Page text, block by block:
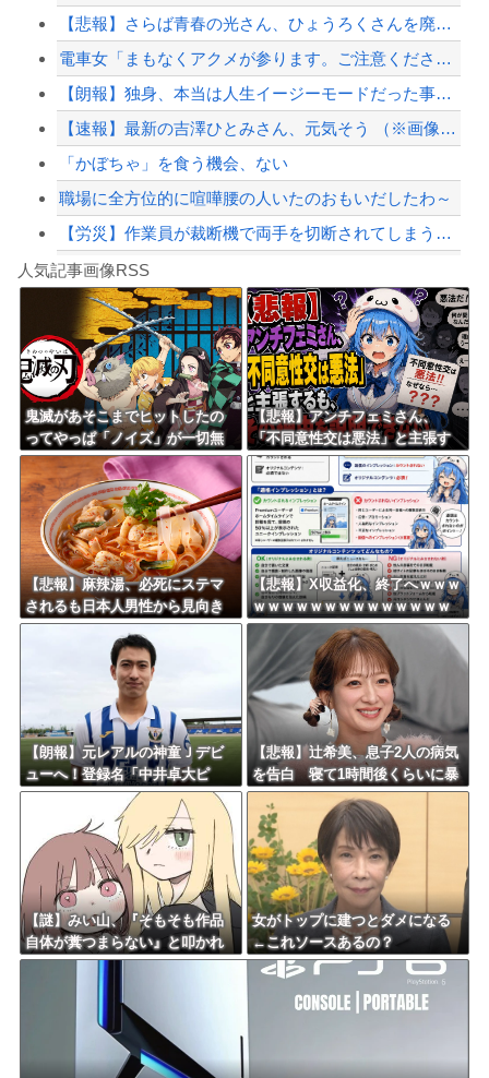
【沖縄県知事選】「デニー知事を支えるのは極左暴力集団」発言で大炎上ｗｗｗ
避難所に土足でズカズカと入ってきて勝手に動画や写真を撮影したメディア取材陣、挙句...
【配信者】「金バエ」のSNS更新が1週間途絶え、様々な憶測が飛び交う。1週間ぶり...
【緊急速報】NYで警官が黒人男性の首を絞め、暴動第二波不可避へ
Powered by livedoor 相互RSS
【悲報】さらば青春の光さん、ひょうろくさんを廃墟に放置して炎上
電車女「まもなくアクメが参ります。ご注意ください」
【朗報】独身、本当は人生イージーモードだった事が判明
【速報】最新の吉澤ひとみさん、元気そう （※画像あり）
「かぼちゃ」を食う機会、ない
職場に全方位的に喧嘩腰の人いたのおもいだしたわ～
【労災】作業員が裁断機で両手を切断されてしまう大事故の映像。
これを何て呼ぶかでおっさん診断できるよな
8/4のニュース
日本旅行キャンセルすべきか…1万年ぶり史上最大級の火山の兆し＝韓国の反応
更新中止のお知らせ
海外「おめでとうタキ！」リヴァプール南野がバースデーゴール！！
Powered by livedoor 相互RSS
人気記事画像RSS
鬼滅があそこまでヒットしたの
ってやっぱ「ノイズ」が一切無
いからよな
【悲報】アンチフェミさん、
「不同意性交は悪法」と主張す
るも、その理由を説明できな
い……
【悲報】麻辣湯、必死にステマ
されるも日本人男性から見向き
もされない
【悲報】X収益化、終了へｗｗｗ
ｗｗｗｗｗｗｗｗｗｗｗｗｗｗ
ｗ
【朗報】元レアルの神童Ｊデビ
ューへ！登録名「中井卓大ピ
ピ」日本初挑戦の22歳今治MFが
開幕戦に先発
【悲報】辻希美、息子2人の病気
を告白 寝て1時間後くらいに暴
れる症状「夜驚症」にファンか
らアドバイスの声
【謎】みい山、『そもそも作品
自体が糞つまらない』と叩かれ
だす
女がトップに建つとダメになる
←これソースあるの？